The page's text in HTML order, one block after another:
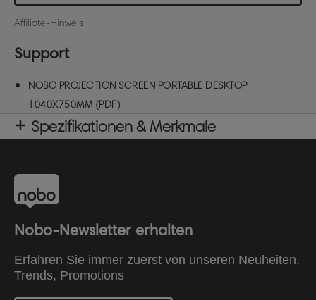
Affiliate-Hinweis
Support
NOBO PROJECTION SCREEN PORTABLE DESKTOP
1040X750MM (PDF)
Spezifikationen & Merkmale
Nobo-Newsletter erhalten
Erfahren Sie immer zuerst von unseren Neuheiten,
Trends, Promotions